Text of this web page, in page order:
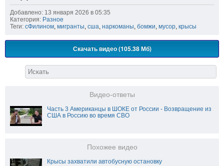
Добавлено: 13 января 2026 в 05:35
Категория: Разное
Теги: сФилином, мигранты, сша, наркоманы, бомжи, мусор, крысы
Скачать видео (105.38 Мб)
Видео-ответы
Часть 3 Американцы в ШОКЕ от России - Возвращение из
США в Россию во время СВО
Похожее видео
Крысы захватили автобусную остановку